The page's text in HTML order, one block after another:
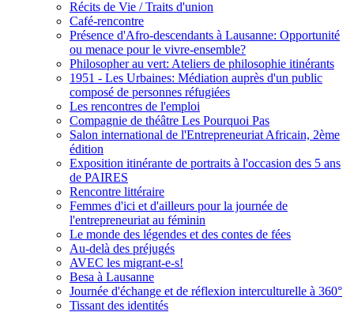
Récits de Vie / Traits d'union
Café-rencontre
Présence d'Afro-descendants à Lausanne: Opportunité
ou menace pour le vivre-ensemble?
Philosopher au vert: Ateliers de philosophie itinérants
1951 - Les Urbaines: Médiation auprès d'un public
composé de personnes réfugiées
Les rencontres de l'emploi
Compagnie de théâtre Les Pourquoi Pas
Salon international de l'Entrepreneuriat Africain, 2ème
édition
Exposition itinérante de portraits à l'occasion des 5 ans
de PAIRES
Rencontre littéraire
Femmes d'ici et d'ailleurs pour la journée de
l'entrepreneuriat au féminin
Le monde des légendes et des contes de fées
Au-delà des préjugés
AVEC les migrant-e-s!
Besa à Lausanne
Journée d'échange et de réflexion interculturelle à 360°
Tissant des identités